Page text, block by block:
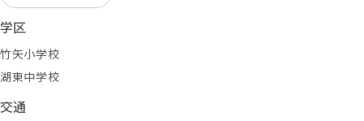
学区
竹矢小学校
湖東中学校
交通